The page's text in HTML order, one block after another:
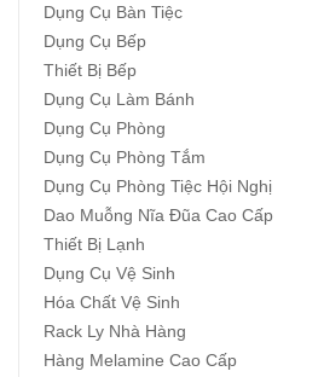
Dụng Cụ Bàn Tiệc
Dụng Cụ Bếp
Thiết Bị Bếp
Dụng Cụ Làm Bánh
Dụng Cụ Phòng
Dụng Cụ Phòng Tắm
Dụng Cụ Phòng Tiệc Hội Nghị
Dao Muỗng Nĩa Đũa Cao Cấp
Thiết Bị Lạnh
Dụng Cụ Vệ Sinh
Hóa Chất Vệ Sinh
Rack Ly Nhà Hàng
Hàng Melamine Cao Cấp